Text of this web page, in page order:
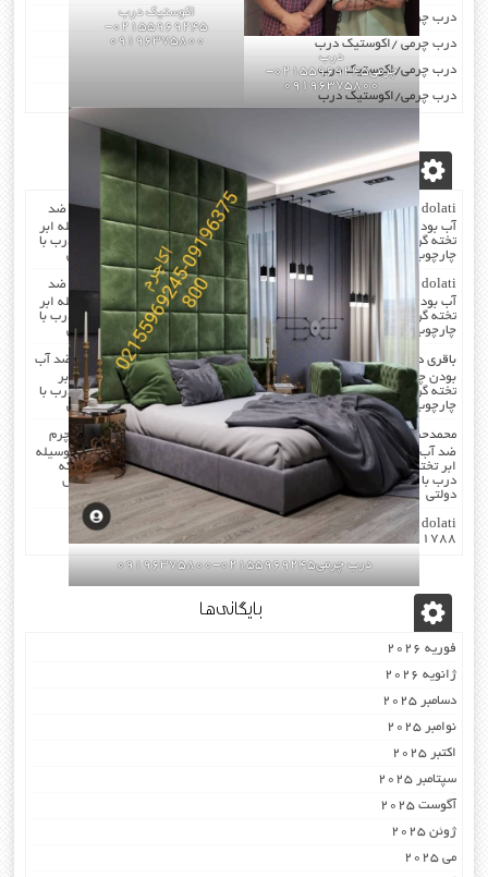
درب
چرمی02155969245-
09196375800
اکوستیک درب
02155969245-
09196375800
درب چرمی02155969245-09196375800
درب چرمی/اکوستیک درب
درب چرمی /اکوستیک درب
درب چرمی/اکوستیک درب
درب چرمی/اکوستیک درب
آخرین دیدگاه‌ها
dolatiدر صدا گیر…درب اکوستیک…چرم کردن درب با مرغوب ترین چرم ضد
آب بودن چرم …در هنگام چرم کردن همه ی درز های درب و چارچوب بوسیله ابر
تخته گرفته میشود که جلوی صدا را میگیرد . کار در محل انجام میشود که درب با
چارچوب فیکس میشود۰۹۱۹۶۳۷۵۸۰۰-۰۹۳۰۷۸۰۱۷۸۸مهندس دولتی
dolati
صدا گیر…درب اکوستیک…چرم کردن درب با مرغوب ترین چرم ضد
آب بودن چرم …در هنگام چرم کردن همه ی درز های درب و چارچوب بوسیله ابر
تخته گرفته میشود که جلوی صدا را میگیرد . کار در محل انجام میشود که درب با
چارچوب فیکس میشود۰۹۱۹۶۳۷۵۸۰۰-۰۹۳۰۷۸۰۱۷۸۸مهندس دولتی
باقری در
صدا گیر…درب اکوستیک…چرم کردن درب با مرغوب ترین چرم ضد آب
بودن چرم …در هنگام چرم کردن همه ی درز های درب و چارچوب بوسیله ابر
تخته گرفته میشود که جلوی صدا را میگیرد . کار در محل انجام میشود که درب با
چارچوب فیکس میشود۰۹۱۹۶۳۷۵۸۰۰-۰۹۳۰۷۸۰۱۷۸۸مهندس دولتی
محمدحسندر صدا گیر…درب اکوستیک…چرم کردن درب با مرغوب ترین چرم
ضد آب بودن چرم …در هنگام چرم کردن همه ی درز های درب و چارچوب بوسیله
ابر تخته گرفته میشود که جلوی صدا را میگیرد . کار در محل انجام میشود که
درب با چارچوب فیکس میشود۰۹۱۹۶۳۷۵۸۰۰-۰۹۳۰۷۸۰۱۷۸۸مهندس
دولتی
dolati در
اکوستیک -درب عایق-صوتی ضد-صدا ۰۹۱۹۶۳۷۵۸۰۰
۰۹۳۰۷۸۰۱۷۸۸
بایگانی‌ها
فوریه 2026
ژانویه 2026
دسامبر 2025
نوامبر 2025
اکتبر 2025
سپتامبر 2025
آگوست 2025
ژوئن 2025
می 2025